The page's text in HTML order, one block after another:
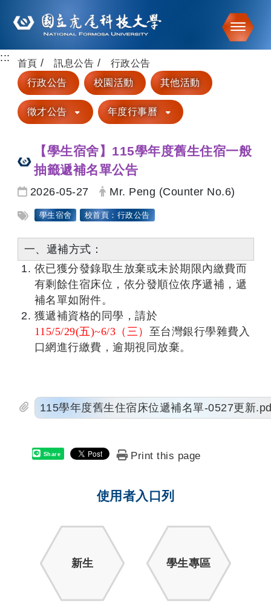
跳到主要內容
::: 首頁 訊息公告
行政公告
行政公告
校園活動 其他活動
徵才公告 年度行事曆
【學生宿舍】115學年度舊生住宿一般
抽籤遞補名單公告
日期：
2026-05-27 發布者：
Mr. Peng (Counter No.6)
標籤：
學生宿舍 校首頁：行政公告
一、遞補方式：
依已獲分發錄取生放棄或未於期限內繳費而
有剩餘住宿床位，依分發順位依序遞補，遞
補名單如附件。
獲遞補資格的同學，請於
115/5/29(五)~6/3（三） 至台灣銀行學雜費入
口網進行繳費，逾期視同放棄。
115學年度舊生住宿床位遞補名單-0527更新
Share Print this page
使用者入口列
新生 學生專區